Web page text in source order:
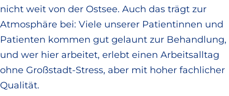
nicht weit von der Ostsee. Auch das trägt zur
Atmosphäre bei: Viele unserer Patientinnen und
Patienten kommen gut gelaunt zur Behandlung,
und wer hier arbeitet, erlebt einen Arbeitsalltag
ohne Großstadt-Stress, aber mit hoher fachlicher
Qualität.